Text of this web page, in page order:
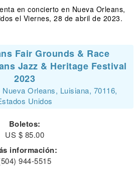
en concierto en Nueva Orleans,
el Viernes, 28 de abril de 2023.
Fair Grounds & Race
Jazz & Heritage Festival
2023
Orleans, Luisiana, 70116,
Unidos
Boletos:
US $ 85.00
información:
944-5515